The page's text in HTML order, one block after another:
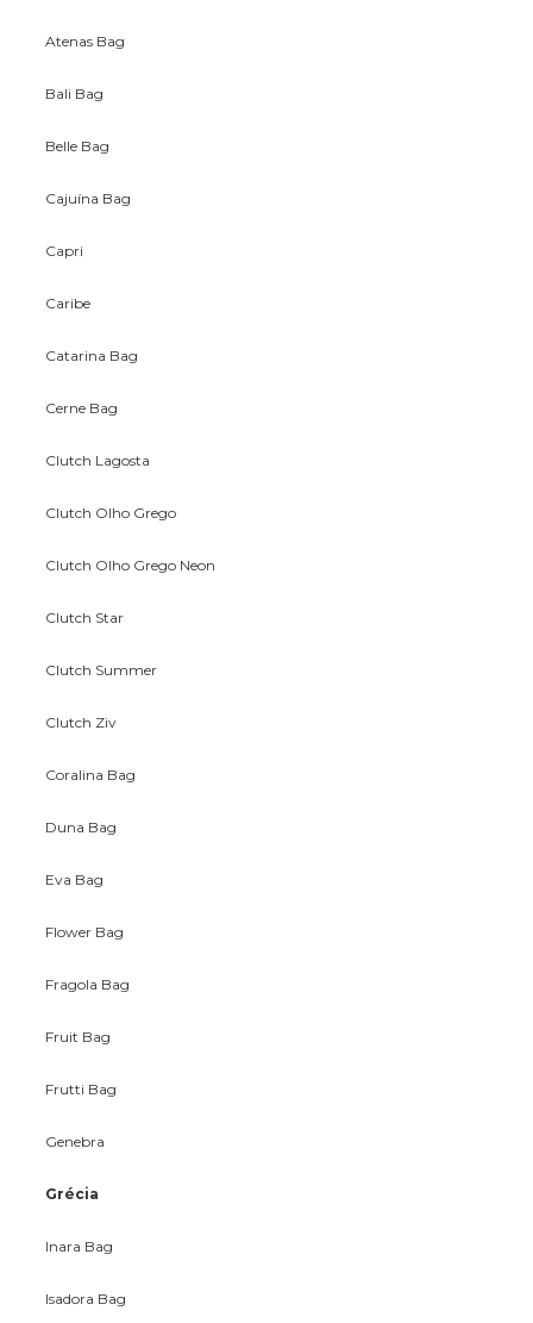
Atenas Bag
Bali Bag
Belle Bag
Cajuína Bag
Capri
Caribe
Catarina Bag
Cerne Bag
Clutch Lagosta
Clutch Olho Grego
Clutch Olho Grego Neon
Clutch Star
Clutch Summer
Clutch Ziv
Coralina Bag
Duna Bag
Eva Bag
Flower Bag
Fragola Bag
Fruit Bag
Frutti Bag
Genebra
Grécia
Inara Bag
Isadora Bag